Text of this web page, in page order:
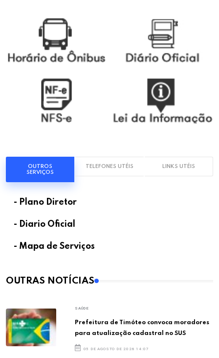
OUTROS
SERVIÇOS
TELEFONES UTÉIS LINKS UTÉIS
- Plano Diretor
- Diario Oficial
- Mapa de Serviços
OUTRAS NOTÍCIAS
SAÚDE
Prefeitura de Timóteo convoca moradores
para atualização cadastral no SUS
05 DE AGOSTO DE 2026 14:07